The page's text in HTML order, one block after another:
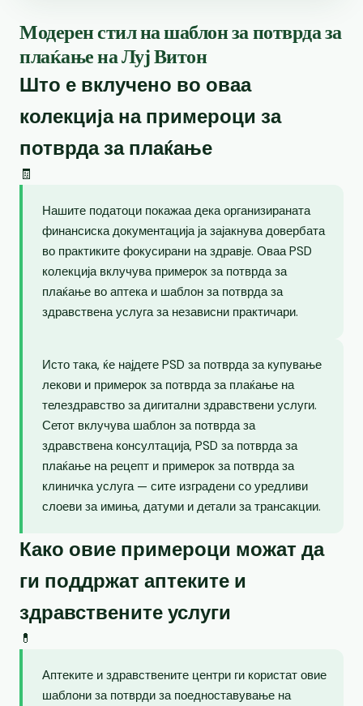
Модерен стил на шаблон за потврда за
плаќање на Луј Витон
Што е вклучено во оваа
колекција на примероци за
потврда за плаќање
🧾
Нашите податоци покажаа дека организираната
финансиска документација ја зајакнува довербата
во практиките фокусирани на здравје. Оваа PSD
колекција вклучува примерок за потврда за
плаќање во аптека и шаблон за потврда за
здравствена услуга за независни практичари.
Исто така, ќе најдете PSD за потврда за купување
лекови и примерок за потврда за плаќање на
телездравство за дигитални здравствени услуги.
Сетот вклучува шаблон за потврда за
здравствена консултација, PSD за потврда за
плаќање на рецепт и примерок за потврда за
клиничка услуга — сите изградени со уредливи
слоеви за имиња, датуми и детали за трансакции.
Како овие примероци можат да
ги поддржат аптеките и
здравствените услуги
💊
Аптеките и здравствените центри ги користат овие
шаблони за потврди за поедноставување на